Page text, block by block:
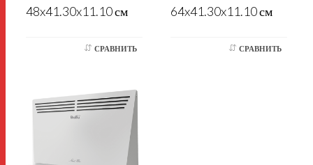
48x41.30x11.10 см
СРАВНИТЬ
64x41.30x11.10 см
СРАВНИТЬ